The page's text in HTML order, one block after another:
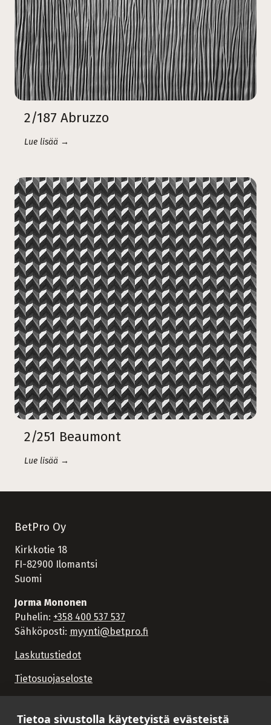
Tietoa sivustolla käytetyistä evästeistä
2/187 Abruzzo
Lue lisää →
2/251 Beaumont
Lue lisää →
BetPro Oy
Kirkkotie 18
FI-82900 Ilomantsi
Suomi
Jorma Mononen
Puhelin: +358 400 537 537
Sähköposti: myynti@betpro.fi
Laskutustiedot
Tietosuojaseloste